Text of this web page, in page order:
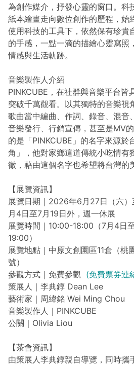
為創作媒介，抒發心靈的窗口。科
紙本繪畫走向數位創作的歷程，始
使用科技的工具下，依然保有珍貴
的手感，一點一滴的描繪心靈寫照
情感與生活軌跡。
音樂製作人介紹
PINKCUBE，在社群與音樂平台皆
突破千萬觀看。以其獨特的音樂視
歌曲當中編曲、作詞、錄音、混音
音樂發行、行銷宣傳，甚至是MV
的是「PINKCUBE」的名字來源於
角」，他對家鄉這道傳統小吃情有
徵，藉由這個名字也希望將台灣的
【展覽資訊】
展覽日期｜2026年6月27日（六
月4日至7月19日外，週一休展
展覽時間｜10:00-18:00（7月4日
19:00）
展覽地點｜中原文創園區11倉（桃
號）
參觀方式｜免費參觀 (免費票券連
策展人｜李典錞 Dean Lee
藝術家｜周緯銘 Wei Ming Chou
音樂製作人｜PINKCUBE
公關｜Olivia Liou
【茶會資訊】
由策展人李典錞親自導覽，同時攜